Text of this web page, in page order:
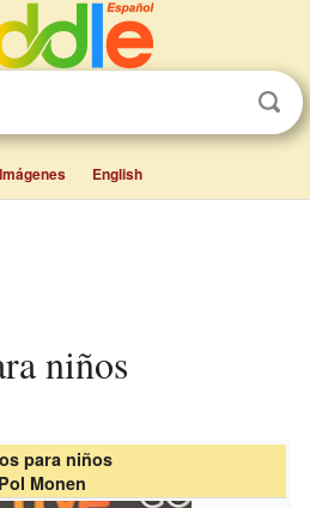
Imágenes English
niños
para niños
Pol Monen